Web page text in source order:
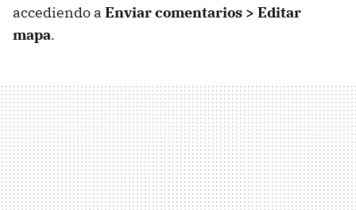
accediendo a Enviar comentarios > Editar
mapa.